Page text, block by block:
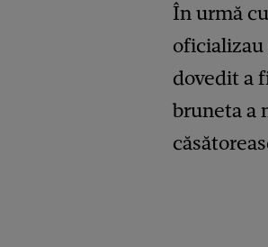
În urmă
oficializau
dovedit a
bruneta a